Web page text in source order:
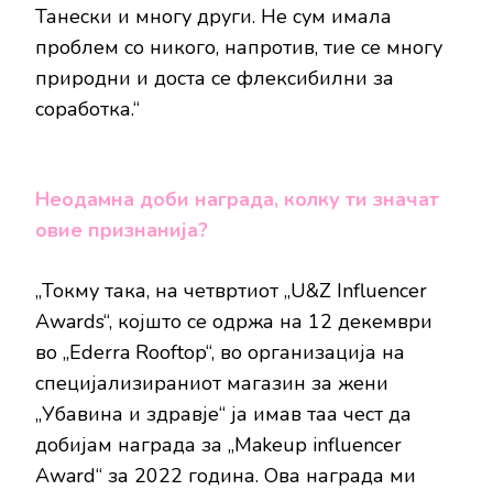
Танески и многу други. Не сум имала
проблем со никого, напротив, тие се многу
природни и доста се флексибилни за
соработка.“
Неодамна доби награда, колку ти значат
овие признанија?
„Токму така, на четвртиот „U&Z Influencer
Awards“, којшто се одржа на 12 декември
во „Ederra Rooftop“, во организација на
специјализираниот магазин за жени
„Убавина и здравје“ ја имав таа чест да
добијам награда за „Makeup influencer
Award“ за 2022 година. Ова награда ми